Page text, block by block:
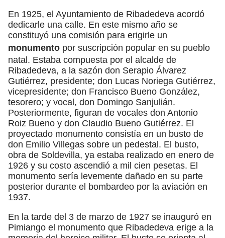
En 1925, el Ayuntamiento de Ribadedeva acordó
dedicarle una calle. En este mismo año se
constituyó una comisión para erigirle un
monumento por suscripción popular en su pueblo
natal. Estaba compuesta por el alcalde de
Ribadedeva, a la sazón don Serapio Álvarez
Gutiérrez, presidente; don Lucas Noriega Gutiérrez,
vicepresidente; don Francisco Bueno González,
tesorero; y vocal, don Domingo Sanjulián.
Posteriormente, figuran de vocales don Antonio
Roiz Bueno y don Claudio Bueno Gutiérrez. El
proyectado monumento consistía en un busto de
don Emilio Villegas sobre un pedestal. El busto,
obra de Soldevilla, ya estaba realizado en enero de
1926 y su costo ascendió a mil cien pesetas. El
monumento sería levemente dañado en su parte
posterior durante el bombardeo por la aviación en
1937.
En la tarde del 3 de marzo de 1927 se inauguró en
Pimiango el monumento que Ribadedeva erige a la